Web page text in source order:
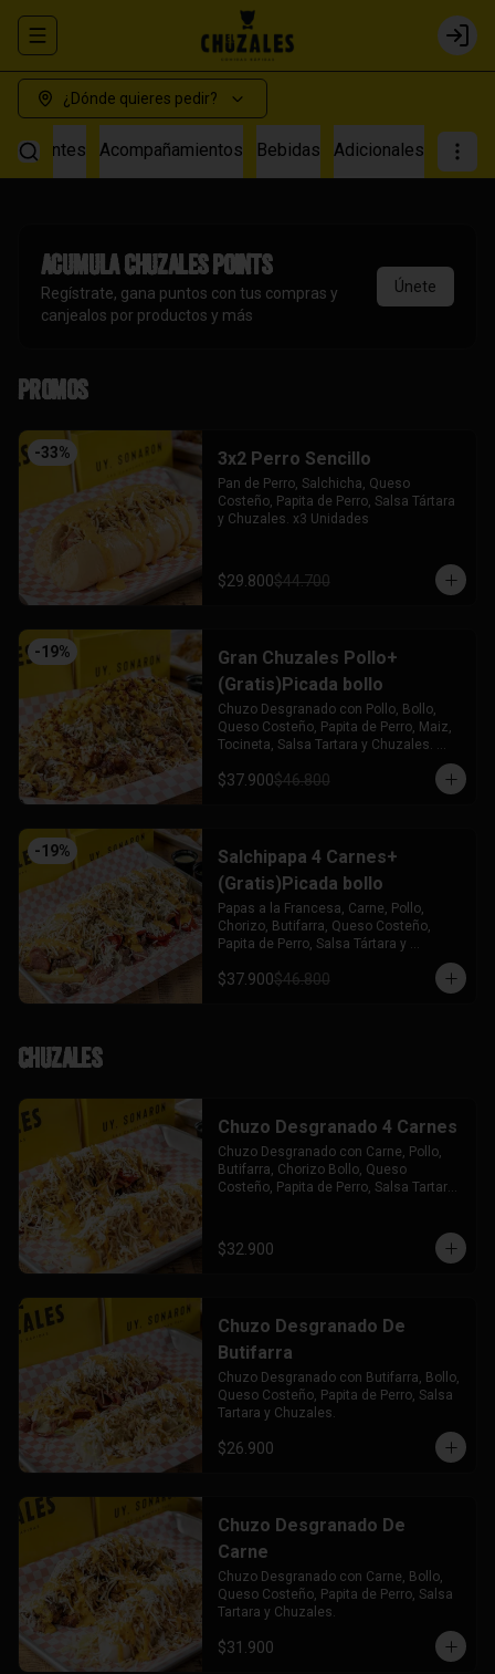
Abrir menu de navegación Login
¿Dónde quieres pedir?
Calientes Acompañamientos Bebidas Adicionales
AcumulaChuzales Points
Regístrate, gana puntos con tus compras y
canjealos por productos y más
Únete
Promos
-33% 3x2 Perro Sencillo
Pan de Perro, Salchicha, Queso
Costeño, Papita de Perro, Salsa Tártara
y Chuzales. x3 Unidades
$29.800$44.700
-19%
Gran Chuzales Pollo+
(Gratis)Picada bollo
Chuzo Desgranado con Pollo, Bollo,
Queso Costeño, Papita de Perro, Maiz,
Tocineta, Salsa Tartara y Chuzales.
Acompañado de una Picada de Bollo
(Gratis)
$37.900$46.800
-19%
Salchipapa 4 Carnes+
(Gratis)Picada bollo
Papas a la Francesa, Carne, Pollo,
Chorizo, Butifarra, Queso Costeño,
Papita de Perro, Salsa Tártara y
Chúzales. Acompañado de una Picada
de Bollo (Gratis)
$37.900$46.800
Chuzales
Chuzo Desgranado 4 Carnes
Chuzo Desgranado con Carne, Pollo,
Butifarra, Chorizo Bollo, Queso
Costeño, Papita de Perro, Salsa Tartara
$32.900
Chuzo Desgranado De
Butifarra
Chuzo Desgranado con Butifarra, Bollo,
Queso Costeño, Papita de Perro, Salsa
Tartara y Chuzales.
$26.900
Chuzo Desgranado De
Carne
Chuzo Desgranado con Carne, Bollo,
Queso Costeño, Papita de Perro, Salsa
Tartara y Chuzales.
$31.900